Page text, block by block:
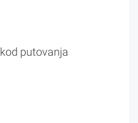
putovanja